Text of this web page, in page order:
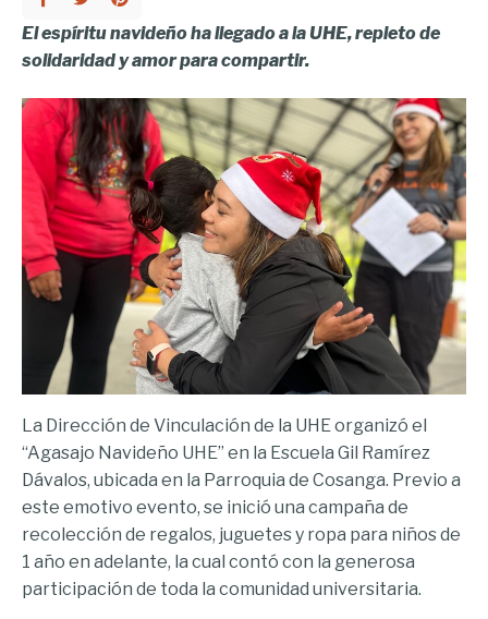
El espíritu navideño ha llegado a la UHE, repleto de
solidaridad y amor para compartir.
La Dirección de Vinculación de la UHE organizó el
“Agasajo Navideño UHE” en la Escuela Gil Ramírez
Dávalos, ubicada en la Parroquia de Cosanga. Previo a
este emotivo evento, se inició una campaña de
recolección de regalos, juguetes y ropa para niños de
1 año en adelante, la cual contó con la generosa
participación de toda la comunidad universitaria.